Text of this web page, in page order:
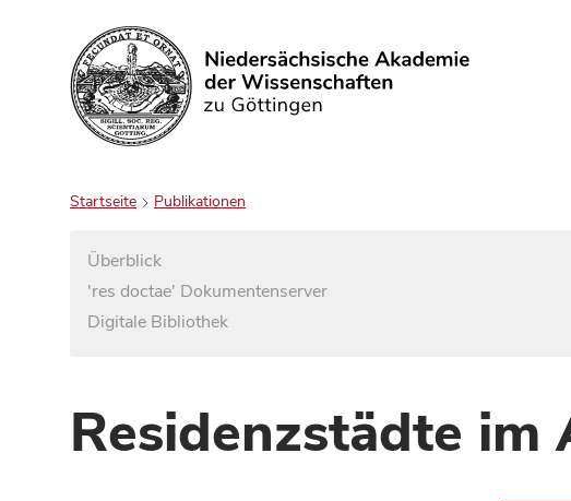
Suchen
Startseite Publikationen
Überblick
'res doctae' Dokumentenserver
Digitale Bibliothek
Residenzstädte